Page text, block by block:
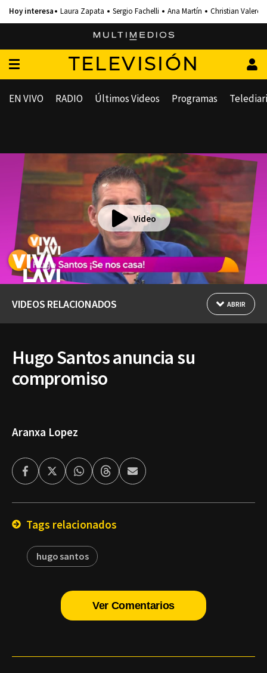
Laura Zapata Sergio Fachelli Ana Martín Christian Valero
TELEVISIÓN
EN VIVO RADIO Últimos Videos Programas
Video
VIDEOS RELACIONADOS ABRIR
Hugo Santos anuncia su
compromiso
Aranxa Lopez
FacebookTwitterWhatsappThreadsEnviar
por
Tags relacionados
hugo santos
Ver Comentarios